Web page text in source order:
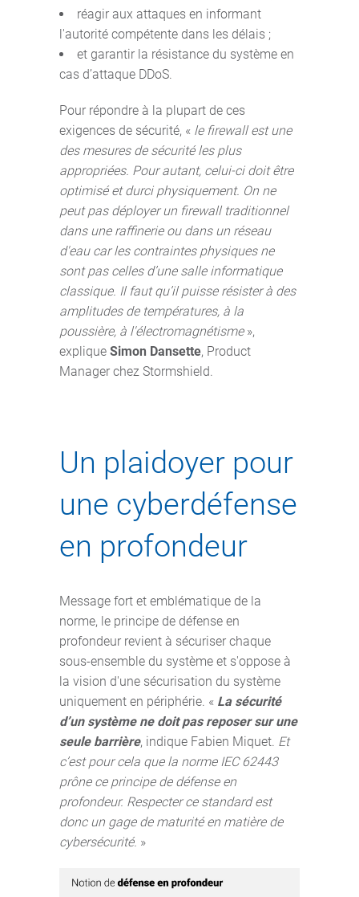
réagir aux attaques en informant
l'autorité compétente dans les délais ;
et garantir la résistance du système en
cas d’attaque DDoS.
Pour répondre à la plupart de ces
exigences de sécurité, « le firewall est une
des mesures de sécurité les plus
appropriées. Pour autant, celui-ci doit être
optimisé et durci physiquement. On ne
peut pas déployer un firewall traditionnel
dans une raffinerie ou dans un réseau
d'eau car les contraintes physiques ne
sont pas celles d’une salle informatique
classique. Il faut qu’il puisse résister à des
amplitudes de températures, à la
poussière, à l'électromagnétisme»,
explique Simon Dansette, Product
Manager chez Stormshield.
Un plaidoyer pour
une cyberdéfense
en profondeur
Message fort et emblématique de la
norme, le principe de défense en
profondeur revient à sécuriser chaque
sous-ensemble du système et s'oppose à
la vision d'une sécurisation du système
uniquement en périphérie. « La sécurité
d’un système ne doit pas reposer sur une
seule barrière, indique Fabien Miquet. Et
c’est pour cela que la norme IEC 62443
prône ce principe de défense en
profondeur. Respecter ce standard est
donc un gage de maturité en matière de
cybersécurité. »